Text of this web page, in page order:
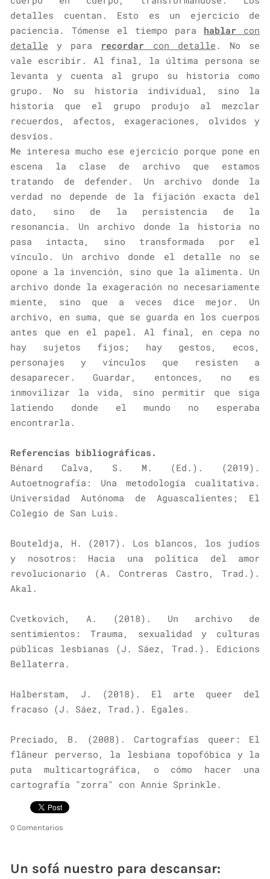
detalles cuentan. Esto es un ejercicio de
paciencia. Tómense el tiempo para hablar con
detalle y para recordar con detalle . No se
vale escribir. Al final, la última persona se
levanta y cuenta al grupo su historia como
grupo. No su historia individual, sino la
historia que el grupo produjo al mezclar
recuerdos, afectos, exageraciones, olvidos y
desvíos.
Me interesa mucho ese ejercicio porque pone en
escena la clase de archivo que estamos
tratando de defender. Un archivo donde la
verdad no depende de la fijación exacta del
dato, sino de la persistencia de la
resonancia. Un archivo donde la historia no
pasa intacta, sino transformada por el
vínculo. Un archivo donde el detalle no se
opone a la invención, sino que la alimenta. Un
archivo donde la exageración no necesariamente
miente, sino que a veces dice mejor. Un
archivo, en suma, que se guarda en los cuerpos
antes que en el papel. Al final, en cepa no
hay sujetos fijos; hay gestos, ecos,
personajes y vínculos que resisten a
desaparecer. Guardar, entonces, no es
inmovilizar la vida, sino permitir que siga
latiendo donde el mundo no esperaba
encontrarla.
Referencias bibliográficas.
Bénard Calva, S. M. (Ed.). (2019).
Autoetnografía: Una metodología cualitativa.
Universidad Autónoma de Aguascalientes; El
Colegio de San Luis.
Bouteldja, H. (2017). Los blancos, los judíos
y nosotros: Hacia una política del amor
revolucionario (A. Contreras Castro, Trad.).
Akal.
Cvetkovich, A. (2018). Un archivo de
sentimientos: Trauma, sexualidad y culturas
públicas lesbianas (J. Sáez, Trad.). Edicions
Bellaterra.
Halberstam, J. (2018). El arte queer del
fracaso (J. Sáez, Trad.). Egales.
Preciado, B. (2008). Cartografías queer: El
flâneur perverso, la lesbiana topofóbica y la
puta multicartográfica, o cómo hacer una
cartografía "zorra" con Annie Sprinkle.
0 Comentarios
Un sofá nuestro para descansar: